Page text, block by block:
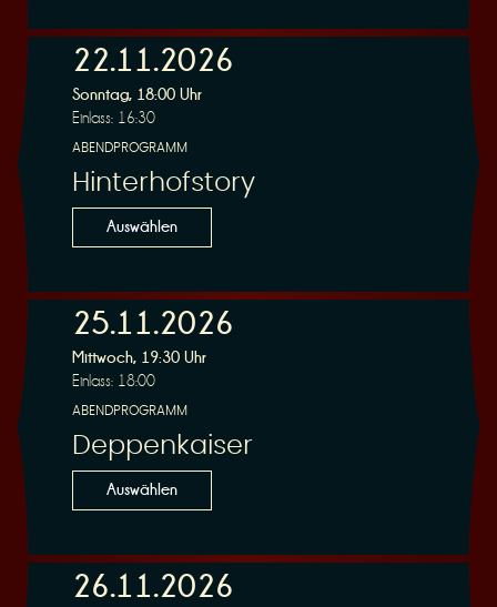
n
g
22.11.2026
Sonntag, 18:00 Uhr
Einlass: 16:30
ABENDPROGRAMM
Hinterhofstory
Auswählen
25.11.2026
Mittwoch, 19:30 Uhr
Einlass: 18:00
ABENDPROGRAMM
Deppenkaiser
Auswählen
26.11.2026